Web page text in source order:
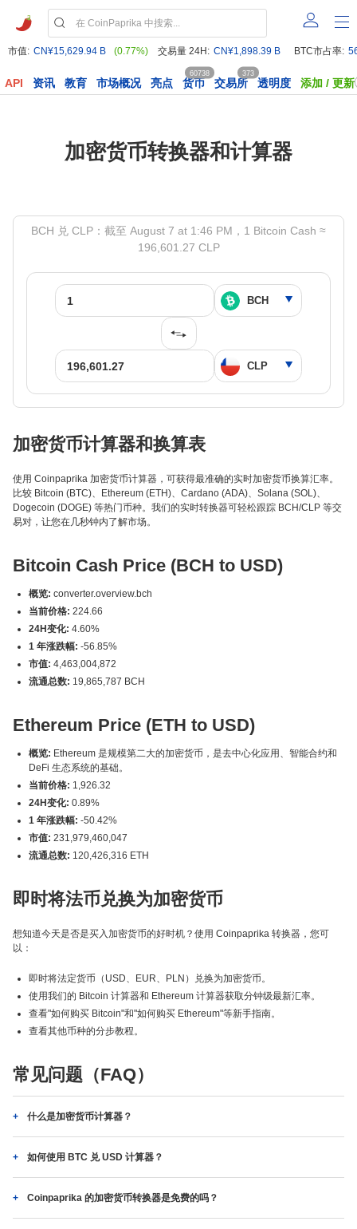
市值: CN¥15,629.94 B (0.77%) 交易量 24H: CN¥1,898.39 B BTC市占率:
API 资讯 教育 市场概况 亮点 货币
60738
交易所
373
透明度 添加 / 更新
加密货币转换器和计算器
BCH 兑 CLP：截至 August 7 at 1:46 PM，1 Bitcoin Cash ≈
196,601.27 CLP
加密货币计算器和换算表
使用 Coinpaprika 加密货币计算器，可获得最准确的实时加密货币换算汇率。
比较 Bitcoin (BTC)、Ethereum (ETH)、Cardano (ADA)、Solana (SOL)、
Dogecoin (DOGE) 等热门币种。我们的实时转换器可轻松跟踪 BCH/CLP 等交
易对，让您在几秒钟内了解市场。
Bitcoin Cash Price (BCH to USD)
概览: converter.overview.bch
当前价格: 224.66
24H变化: 4.60%
1 年涨跌幅: -56.85%
市值: 4,463,004,872
流通总数: 19,865,787 BCH
Ethereum Price (ETH to USD)
概览: Ethereum 是规模第二大的加密货币，是去中心化应用、智能合约和
DeFi 生态系统的基础。
当前价格: 1,926.32
24H变化: 0.89%
1 年涨跌幅: -50.42%
市值: 231,979,460,047
流通总数: 120,426,316 ETH
即时将法币兑换为加密货币
想知道今天是否是买入加密货币的好时机？使用 Coinpaprika 转换器，您可
以：
即时将法定货币（USD、EUR、PLN）兑换为加密货币。
使用我们的 Bitcoin 计算器和 Ethereum 计算器获取分钟级最新汇率。
查看"如何购买 Bitcoin"和"如何购买 Ethereum"等新手指南。
查看其他币种的分步教程。
常见问题（FAQ）
什么是加密货币计算器？
如何使用 BTC 兑 USD 计算器？
Coinpaprika 的加密货币转换器是免费的吗？